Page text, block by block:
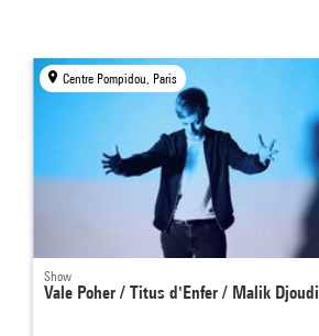
Centre Pompidou, Paris
Show
Vale Poher / Titus d'Enfer / Malik Djoudi